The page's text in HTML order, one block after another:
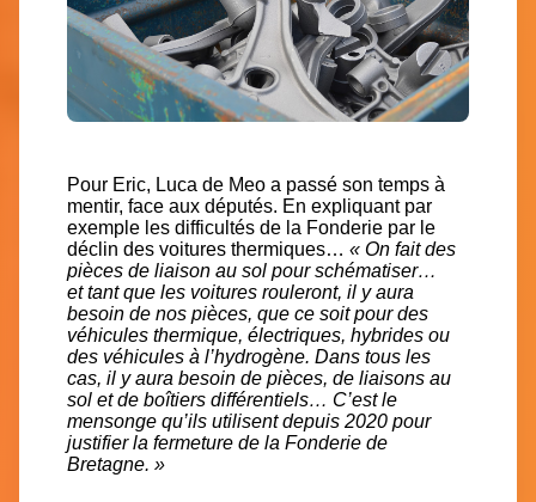
Pour Eric, Luca de Meo a passé son temps à
mentir, face aux députés. En expliquant par
exemple les difficultés de la Fonderie par le
déclin des voitures thermiques… « On fait des
pièces de liaison au sol pour schématiser…
ettant que les voitures rouleront, il y aura
besoin de nos pièces, que ce soit pour des
véhicules thermique, électriques, hybrides ou
des véhicules à l’hydrogène. Dans tous les
cas, il y aura besoin de pièces, de liaisons au
sol et de boîtiers différentiels… C’est le
mensonge qu’ils utilisent depuis 2020 pour
justifier la fermeture de la Fonderie de
Bretagne. »